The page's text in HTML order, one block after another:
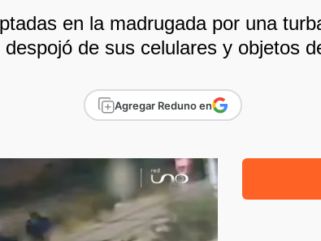
en la madrugada por una
de sus celulares y objetos
Agregar Reduno en